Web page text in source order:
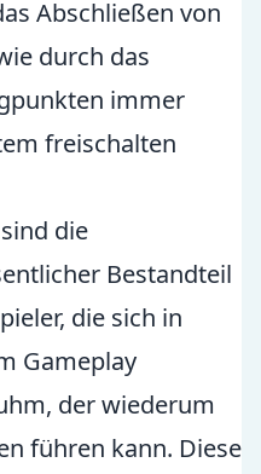
Abschließen von
durch das
immer
freischalten
die
Bestandteil
die sich in
Gameplay
der wiederum
führen kann. Diese